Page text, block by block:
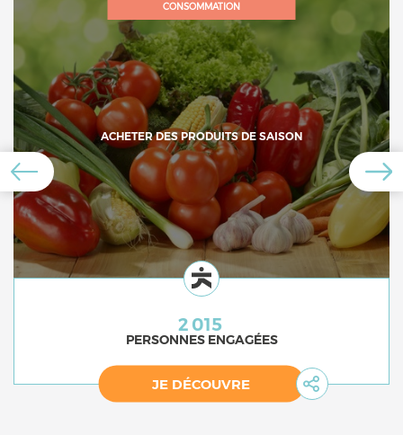
ACHETER DES PRODUITS DE SAISON
CONSOMMATION
2 015
PERSONNES ENGAGÉES
JE DÉCOUVRE